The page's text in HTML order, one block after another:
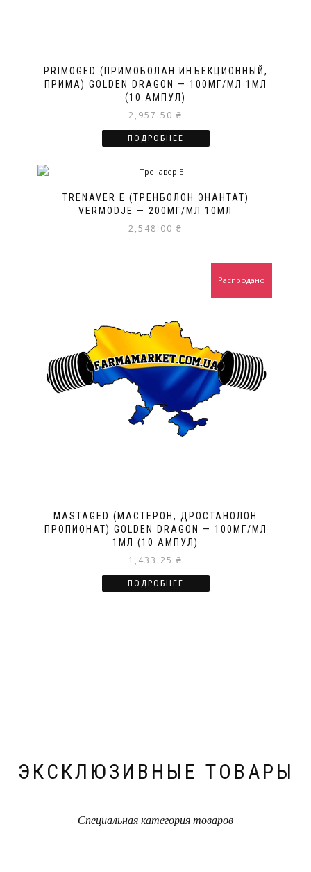
PRIMOGED (ПРИМОБОЛАН ИНЪЕКЦИОННЫЙ,
ПРИМА) GOLDEN DRAGON — 100МГ/МЛ 1МЛ
(10 АМПУЛ)
2,957.50 ₴
ПОДРОБНЕЕ
TRENAVER E (ТРЕНБОЛОН ЭНАНТАТ)
VERMODJE — 200МГ/МЛ 10МЛ
2,548.00 ₴
MASTAGED (МАСТЕРОН, ДРОСТАНОЛОН
ПРОПИОНАТ) GOLDEN DRAGON — 100МГ/МЛ
1МЛ (10 АМПУЛ)
1,433.25 ₴
Распродано
ПОДРОБНЕЕ
ЭКСКЛЮЗИВНЫЕ ТОВАРЫ
Специальная категория товаров